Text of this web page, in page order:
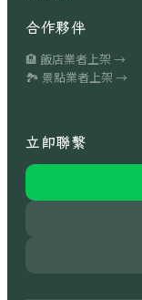
合作夥伴
🏨 飯店業者上架 →
🏞 景點業者上架 →
立即聯繫